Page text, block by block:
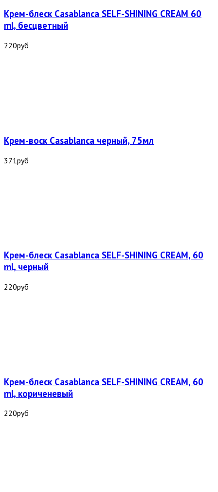
Крем-блеск Casablanca SELF-SHINING CREAM 60
ml, бесцветный
220руб
Крем-воск Casablanca черный, 75мл
371руб
Крем-блеск Casablanca SELF-SHINING CREAM, 60
ml, черный
220руб
Крем-блеск Casablanca SELF-SHINING CREAM, 60
ml, кориченевый
220руб